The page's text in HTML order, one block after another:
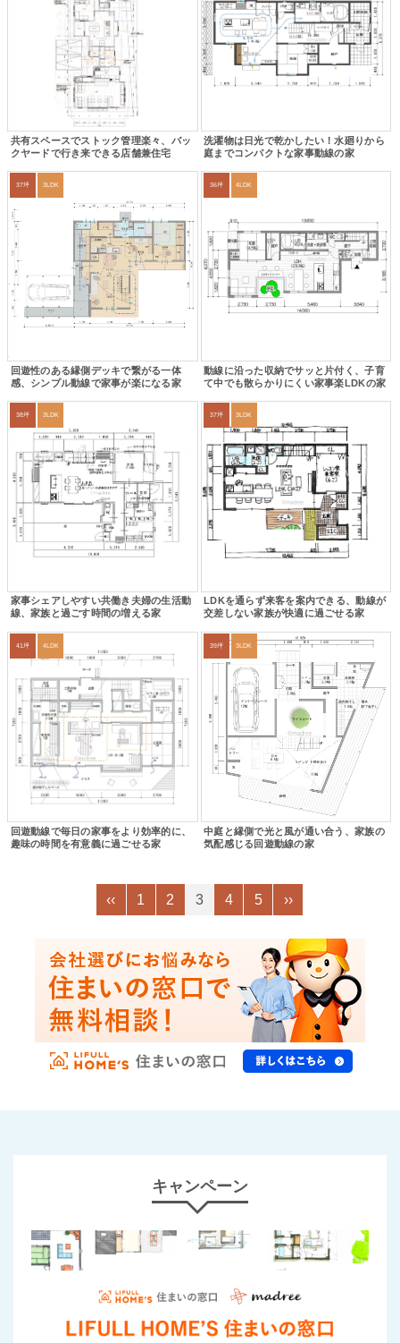
共有スペースでストック管理楽々、バッ
クヤードで行き来できる店舗兼住宅
洗濯物は日光で乾かしたい！水廻りから
庭までコンパクトな家事動線の家
37坪 3LDK
回遊性のある縁側デッキで繋がる一体
感、シンプル動線で家事が楽になる家
36坪 4LDK
動線に沿った収納でサッと片付く、子育
て中でも散らかりにくい家事楽LDKの家
38坪 3LDK
家事シェアしやすい共働き夫婦の生活動
線、家族と過ごす時間の増える家
37坪 3LDK
LDKを通らず来客を案内できる、動線が
交差しない家族が快適に過ごせる家
41坪 4LDK
回遊動線で毎日の家事をより効率的に、
趣味の時間を有意義に過ごせる家
39坪 3LDK
中庭と縁側で光と風が通い合う、家族の
気配感じる回遊動線の家
‹‹ 1 2 3 4 5 ››
キャンペーン